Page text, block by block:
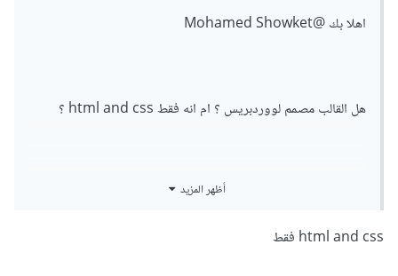
اهلا بك@Mohamed Showket
هل القالب مصمم لووردبريس ؟ ام انه فقط html and css ؟
أظهر المزيد
html and css فقط